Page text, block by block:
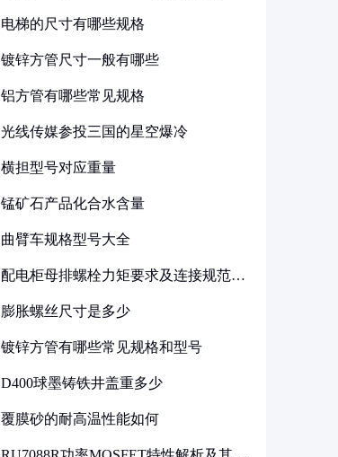
电梯的尺寸有哪些规格
镀锌方管尺寸一般有哪些
铝方管有哪些常见规格
光线传媒参投三国的星空爆冷
横担型号对应重量
锰矿石产品化合水含量
曲臂车规格型号大全
配电柜母排螺栓力矩要求及连接规范详
膨胀螺丝尺寸是多少
镀锌方管有哪些常见规格和型号
D400球墨铸铁井盖重多少
覆膜砂的耐高温性能如何